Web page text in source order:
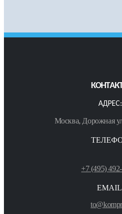
АДРЕС:
Москва, Дорожная
+7 (495)